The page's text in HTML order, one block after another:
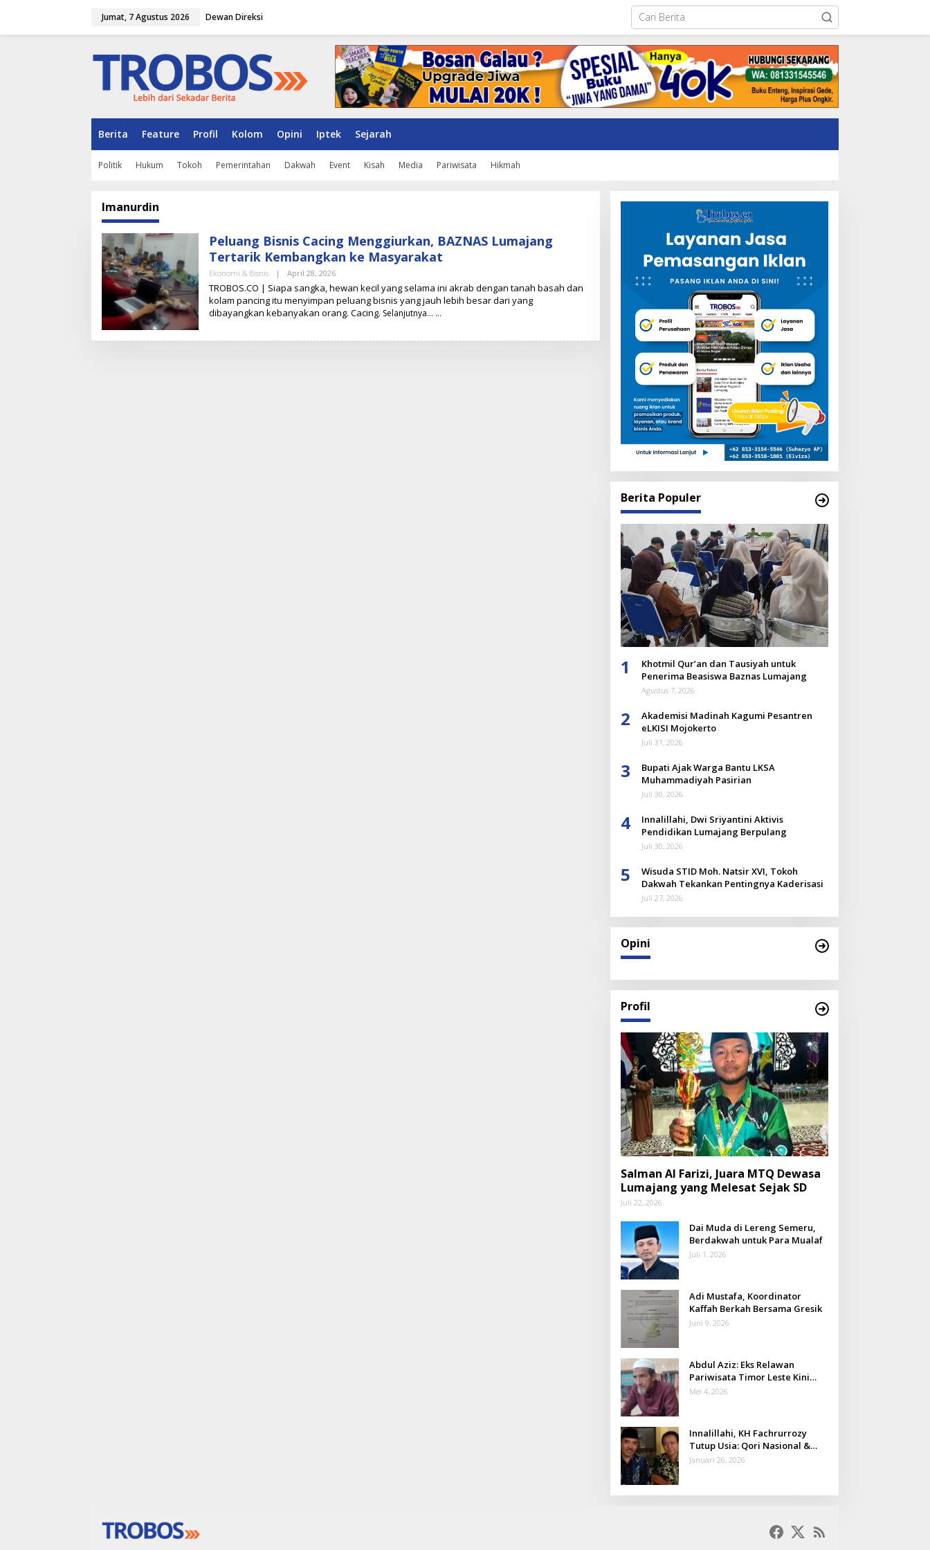
Jumat, 7 Agustus 2026 Dewan Direksi
Berita Feature Profil Kolom Opini Iptek Sejarah
Politik Hukum Tokoh Pemerintahan Dakwah Event Kisah Media Pariwisata Hikmah
Imanurdin
Peluang Bisnis Cacing Menggiurkan, BAZNAS Lumajang
Tertarik Kembangkan ke Masyarakat
Ekonomi & Bisnis | April 28, 2026
E
H
T
R
TROBOS.CO | Siapa sangka, hewan kecil yang selama ini akrab dengan tanah basah dan
kolam pancing itu menyimpan peluang bisnis yang jauh lebih besar dari yang
dibayangkan kebanyakan orang. Cacing. Selanjutnya…
Berita Populer
1
Khotmil Qur’an dan Tausiyah untuk
Penerima Beasiswa Baznas Lumajang
Agustus 7, 2026
2
Akademisi Madinah Kagumi Pesantren
eLKISI Mojokerto
Juli 31, 2026
3
Bupati Ajak Warga Bantu LKSA
Muhammadiyah Pasirian
Juli 30, 2026
4
Innalillahi, Dwi Sriyantini Aktivis
Pendidikan Lumajang Berpulang
Juli 30, 2026
5
Wisuda STID Moh. Natsir XVI, Tokoh
Dakwah Tekankan Pentingnya Kaderisasi
Juli 27, 2026
Opini
Profil
Salman Al Farizi, Juara MTQ Dewasa
Lumajang yang Melesat Sejak SD
Juli 22, 2026
Dai Muda di Lereng Semeru,
Berdakwah untuk Para Mualaf
Juli 1, 2026
Adi Mustafa, Koordinator
Kaffah Berkah Bersama Gresik
Juni 9, 2026
Abdul Aziz: Eks Relawan
Pariwisata Timor Leste Kini
Takmir Kalisat
Mei 4, 2026
Innalillahi, KH Fachrurrozy
Tutup Usia: Qori Nasional &
Mantan Kadis Kemenag yang
Januari 26, 2026